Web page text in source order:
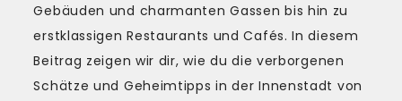
Gebäuden und charmanten Gassen bis hin zu
erstklassigen Restaurants und Cafés. In diesem
Beitrag zeigen wir dir, wie du die verborgenen
Schätze und Geheimtipps in der Innenstadt von